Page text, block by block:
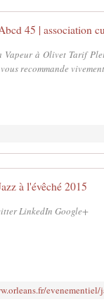
45 | association
à Olivet Tarif
recommande
à l'évêché 2015
LinkedIn Google+